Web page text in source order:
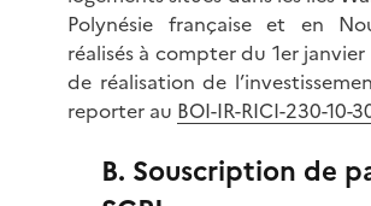
Polynésie française et en
réalisés à compter du 1er
de réalisation de
reporter au BOI-IR-RICI-230-10-
B. Souscription de